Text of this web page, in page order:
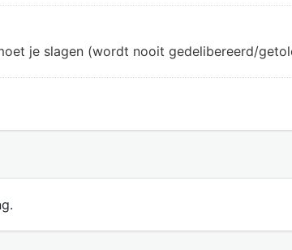
je slagen (wordt nooit gedelibereerd/